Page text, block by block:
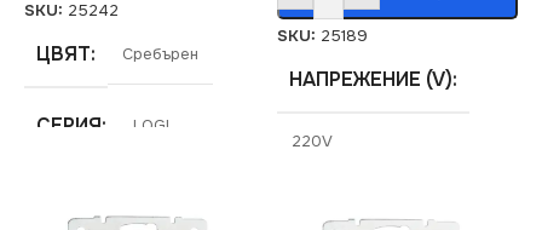
SKU: 25242
ЦВЯТ Сребърен
СЕРИЯ LOGI
SKU: 25189
НАПРЕЖЕНИЕ (V)
220V